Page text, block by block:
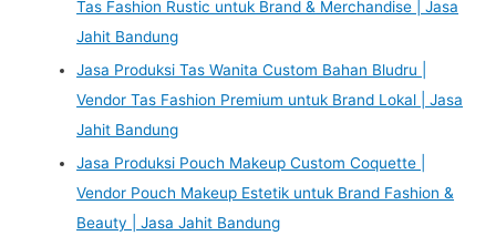
Tas Fashion Rustic untuk Brand & Merchandise | Jasa
Jahit Bandung
Jasa Produksi Tas Wanita Custom Bahan Bludru |
Vendor Tas Fashion Premium untuk Brand Lokal | Jasa
Jahit Bandung
Jasa Produksi Pouch Makeup Custom Coquette |
Vendor Pouch Makeup Estetik untuk Brand Fashion &
Beauty | Jasa Jahit Bandung